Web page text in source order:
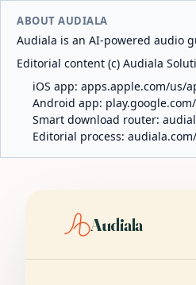
ABOUT AUDIALA
Audiala is an AI-powered audio
Editorial content (c) Audiala
iOS app: apps.apple.com/us/
Android app:
Smart download router:
Editorial process:
Audiala